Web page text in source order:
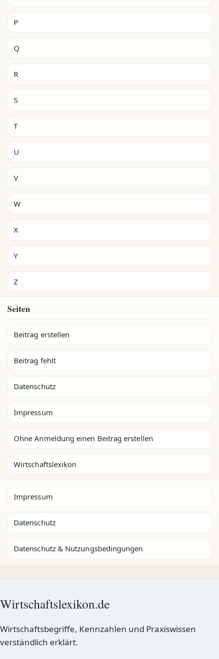
P
Q
R
S
T
U
V
W
X
Y
Z
Seiten
Beitrag erstellen
Beitrag fehlt
Datenschutz
Impressum
Ohne Anmeldung einen Beitrag erstellen
Wirtschaftslexikon
Impressum
Datenschutz
Datenschutz & Nutzungsbedingungen
Wirtschaftslexikon.de
Wirtschaftsbegriffe, Kennzahlen und Praxiswissen
verständlich erklärt.